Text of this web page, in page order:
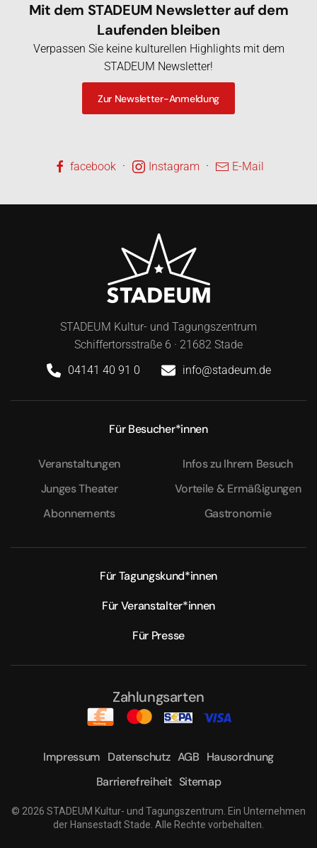
Mit dem STADEUM Newsletter auf dem
Laufenden bleiben
Verpassen Sie keine kulturellen Highlights mit dem
STADEUM Newsletter!
Zur Newsletter-Anmeldung
facebook · Instagram · E-Mail
STADEUM Kultur- und Tagungszentrum
Schiffertorsstraße 6 · 21682 Stade
04141 40 91 0
info@stadeum.de
Für Besucher*innen
Veranstaltungen
Junges Theater
Abonnements
Infos zu Ihrem Besuch
Vorteile & Ermäßigungen
Gastronomie
Für Tagungskund*innen
Für Veranstalter*innen
Für Presse
Zahlungsarten
Impressum Datenschutz AGB Hausordnung
Barrierefreiheit Sitemap
© 2026 STADEUM Kultur- und Tagungszentrum. Ein Unternehmen
der Hansestadt Stade. Alle Rechte vorbehalten.